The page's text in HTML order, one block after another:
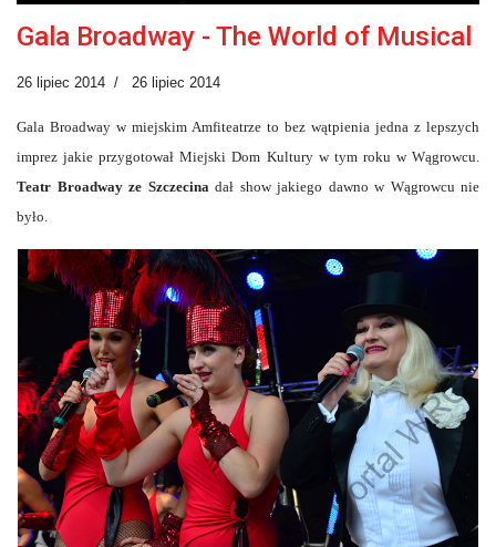
Gala Broadway - The World of Musical
26 lipiec 2014 26 lipiec 2014
Gala Broadway w miejskim Amfiteatrze to bez wątpienia jedna z lepszych
imprez jakie przygotował Miejski Dom Kultury w tym roku w Wągrowcu.
Teatr Broadway ze Szczecina dał show jakiego dawno w Wągrowcu nie
było.